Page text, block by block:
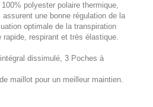
polyester polaire thermique,
une bonne régulation de la
optimale de la transpiration
rapide, respirant et très élastique.
dissimulé, 3 Poches à
maillot pour un meilleur maintien.